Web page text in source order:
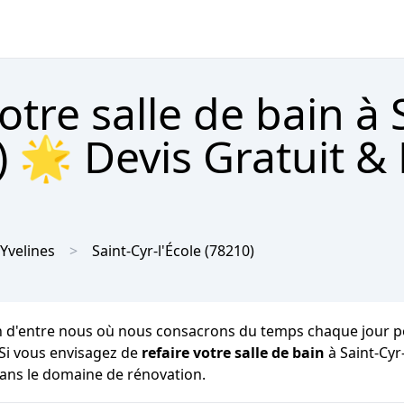
salle de bain à
🌟 Devis Gratuit &
Yvelines Saint-Cyr-l'École(78210)
nous où nous consacrons du temps chaque jour
vous envisagez de refaire votre salle de bain à Saint-
le domaine de rénovation.